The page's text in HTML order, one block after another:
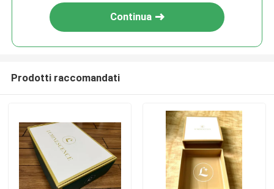
Continua
Prodotti raccomandati